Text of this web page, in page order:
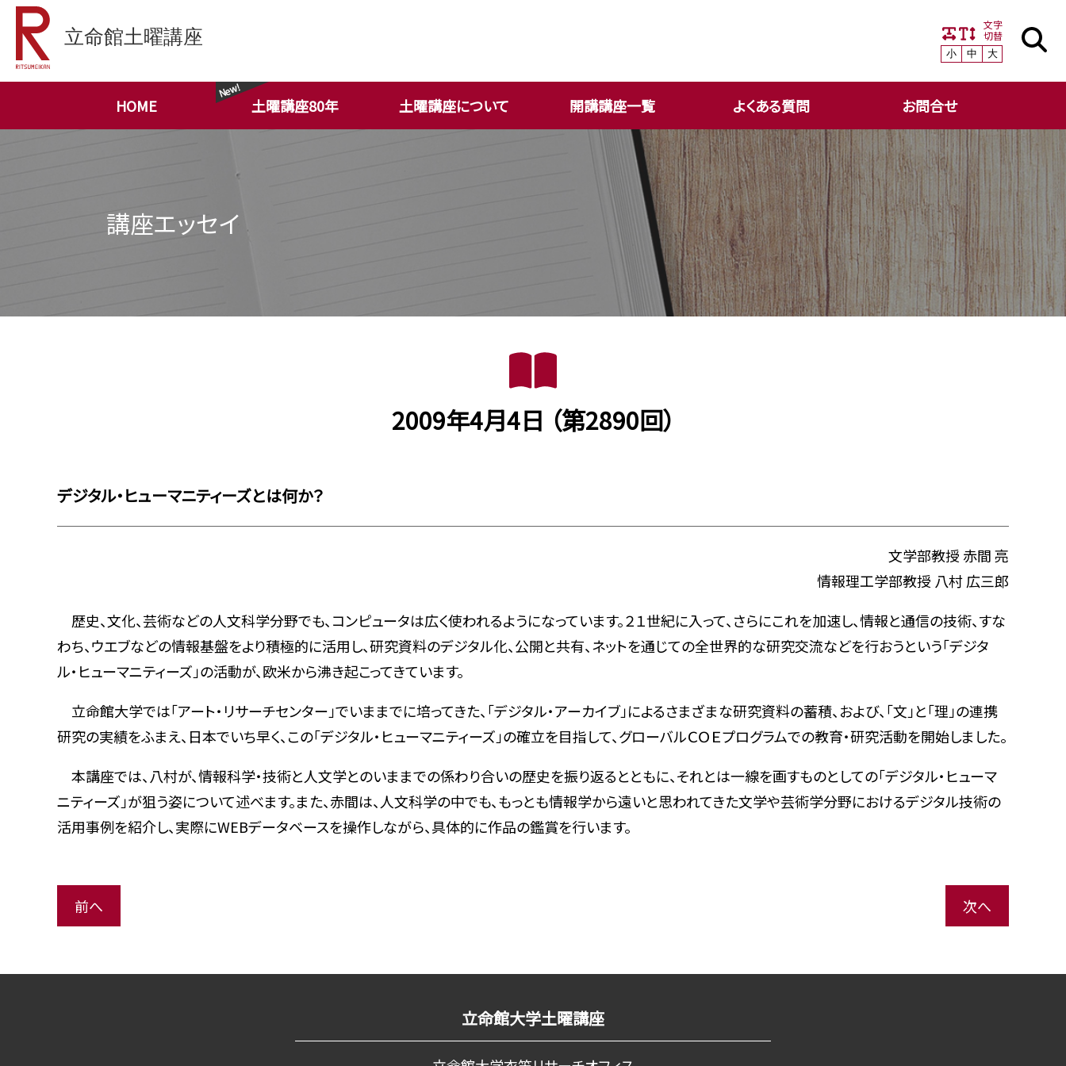
文字
切替
小 中 大
HOME 土曜講座80年 土曜講座について 開講講座一覧 よくある質問 お問合せ
講座エッセイ
2009年4月4日 （第2890回）
デジタル・ヒューマニティーズとは何か？
文学部教授 赤間 亮
情報理工学部教授 八村 広三郎
歴史、文化、芸術などの人文科学分野でも、コンピュータは広く使われるようになっています。２１世紀に入って、さらにこれを加速し、情報と通信の技術、すな
わち、ウエブなどの情報基盤をより積極的に活用し、研究資料のデジタル化、公開と共有、ネットを通じての全世界的な研究交流などを行おうという「デジタ
ル・ヒューマニティーズ」の活動が、欧米から沸き起こってきています。
立命館大学では「アート・リサーチセンター」でいままでに培ってきた、「デジタル・アーカイブ」によるさまざまな研究資料の蓄積、および、「文」と「理」の連携
研究の実績をふまえ、日本でいち早く、この「デジタル・ヒューマニティーズ」の確立を目指して、グローバルＣＯＥプログラムでの教育・研究活動を開始しました。
本講座では、八村が、情報科学・技術と人文学とのいままでの係わり合いの歴史を振り返るとともに、それとは一線を画すものとしての「デジタル・ヒューマ
ニティーズ」が狙う姿について述べます。また、赤間は、人文科学の中でも、もっとも情報学から遠いと思われてきた文学や芸術学分野におけるデジタル技術の
活用事例を紹介し、実際にWEBデータベースを操作しながら、具体的に作品の鑑賞を行います。
前へ 次へ
立命館大学土曜講座